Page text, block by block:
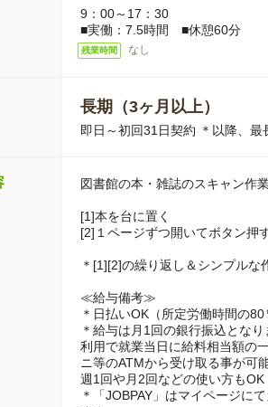
9：00～17：30
■実働：7.5時間 ■休憩60分
残業時間 なし
長期（3ヶ月以上）
即日～初回31日契約 ＊以降、
図書館の本・雑誌のスキャン作
[1]本を台に置く
[2]１ページずつ開いてボタン押
＊[1][2]の繰り返し＆シンプルな
≪給与備考≫
＊日払いOK（所定労働時間の80
＊給与は月1回の銀行振込とな
利用で就業当日に給料相当額の
ニ等のATMから受け取る事が可
週1回や月2回などの使い方もOK
＊「JOBPAY」はマイページに